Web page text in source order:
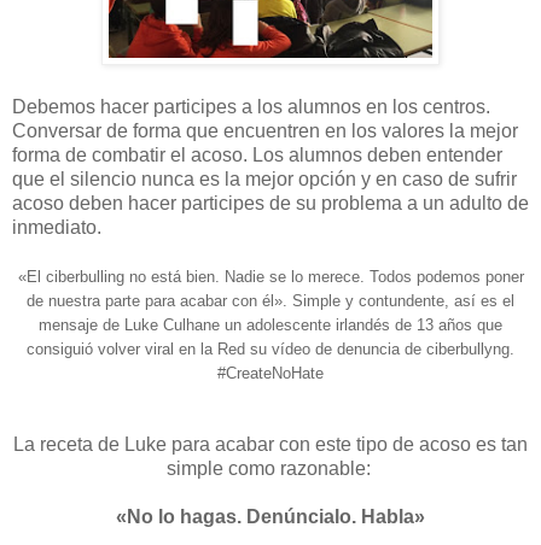
Debemos hacer participes a los alumnos en los centros.
Conversar de forma que encuentren en los valores la mejor
forma de combatir el acoso. Los alumnos deben entender
que el silencio nunca es la mejor opción y en caso de sufrir
acoso deben hacer participes de su problema a un adulto de
inmediato.
«El ciberbulling no está bien. Nadie se lo merece. Todos podemos poner
de nuestra parte para acabar con él». Simple y contundente, así es el
mensaje de Luke Culhane un adolescente irlandés de 13 años que
consiguió volver viral en la Red su vídeo de denuncia de ciberbullyng.
#CreateNoHate
La receta de Luke para acabar con este tipo de acoso es tan
simple como razonable:
«No lo hagas. Denúncialo. Habla»